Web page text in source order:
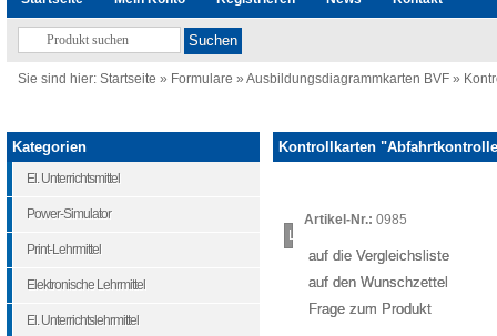
Sie sind hier: Startseite » Formulare » Ausbildungsdiagrammkarten BVF »
Kontrollkarten
Loading...
Artikel-Nr.: 0985
auf die Vergleichsliste
auf den Wunschzettel
Frage zum Produkt
Kategorien
El. Unterrichtsmittel
Power-Simulator
Print-Lehrmittel
Elektronische Lehrmittel
El. Unterrichtslehrmittel